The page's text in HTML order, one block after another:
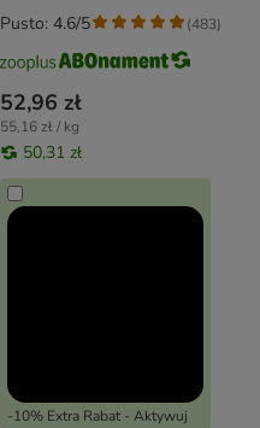
52,96 zł
55,16 zł / kg
50,31 zł
-10% Extra Rabat - Aktywuj
Pusto: 4.6/5 (483)